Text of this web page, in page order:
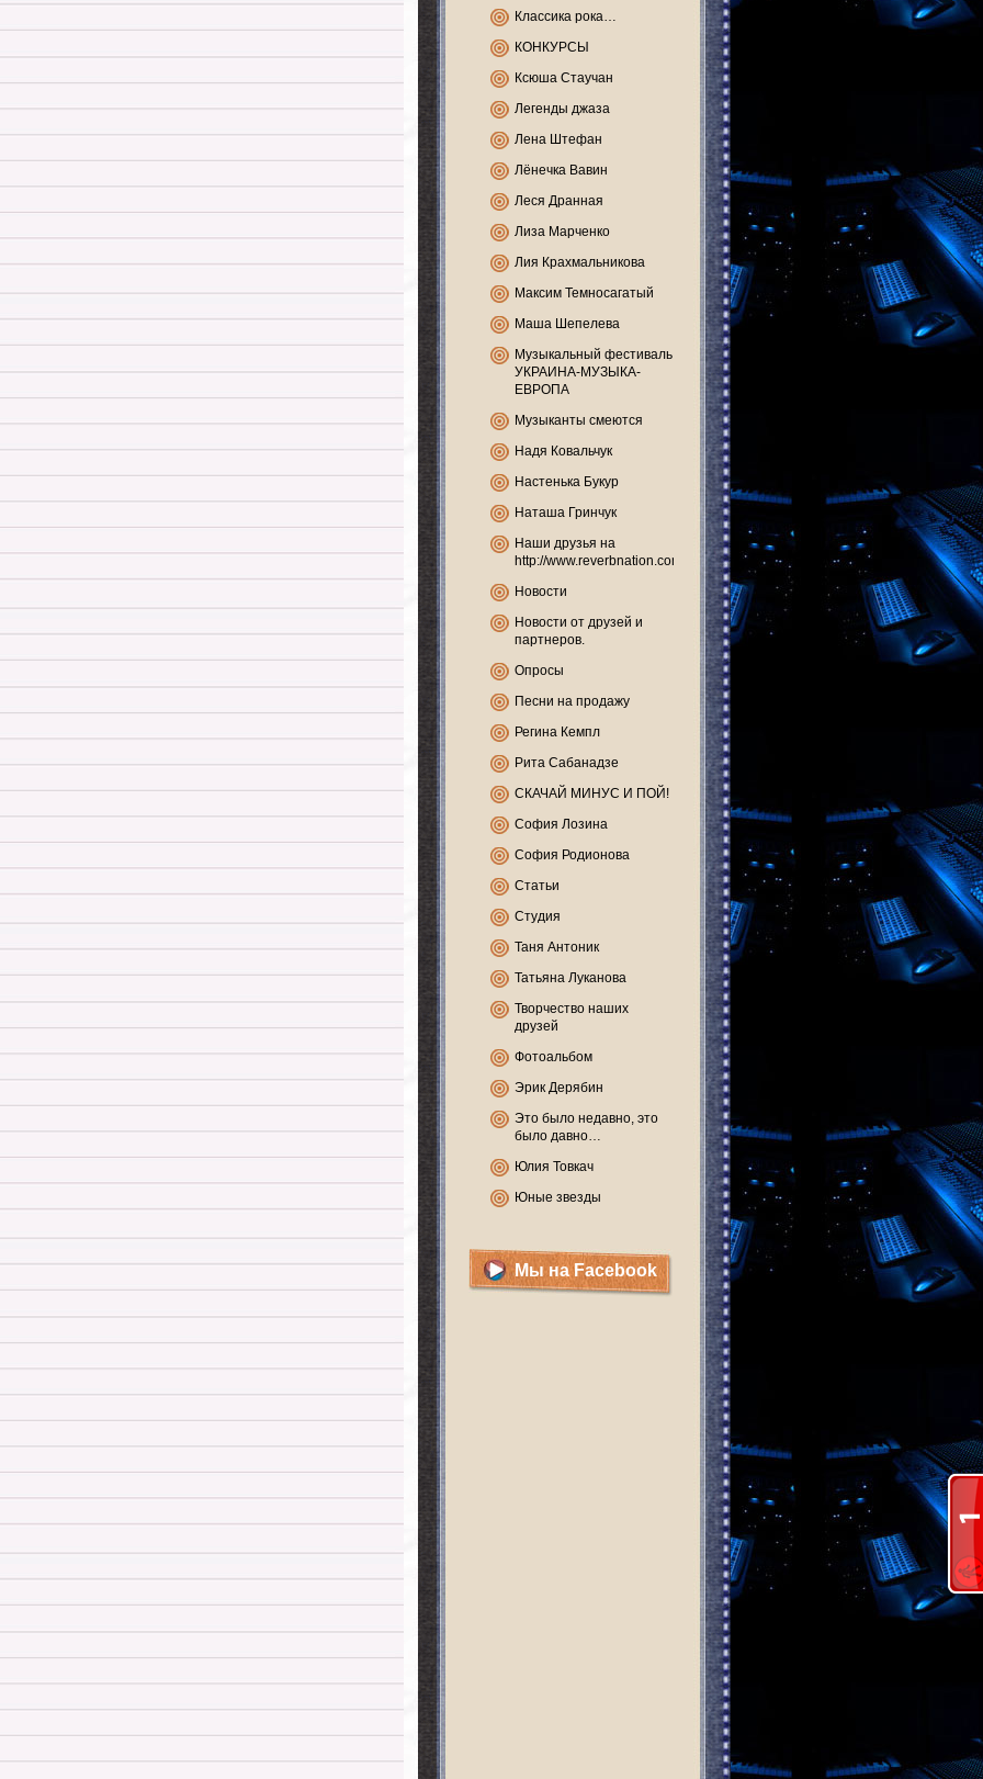
Классика рока…
КОНКУРСЫ
Ксюша Стаучан
Легенды джаза
Лена Штефан
Лёнечка Вавин
Леся Дранная
Лиза Марченко
Лия Крахмальникова
Максим Темносагатый
Маша Шепелева
Музыкальный фестиваль
УКРАИНА-МУЗЫКА-
ЕВРОПА
Музыканты смеются
Надя Ковальчук
Настенька Букур
Наташа Гринчук
Наши друзья на
http://www.reverbnation.com
Новости
Новости от друзей и
партнеров.
Опросы
Песни на продажу
Регина Кемпл
Рита Сабанадзе
СКАЧАЙ МИНУС И ПОЙ!
София Лозина
София Родионова
Статьи
Студия
Таня Антоник
Татьяна Луканова
Творчество наших
друзей
Фотоальбом
Эрик Дерябин
Это было недавно, это
было давно…
Юлия Товкач
Юные звезды
Мы на Facebook